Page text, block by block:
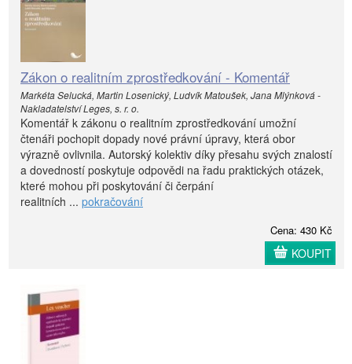
Zákon o realitním zprostředkování - Komentář
Markéta Selucká, Martin Losenický, Ludvík Matoušek, Jana Mlýnková -
Nakladatelství Leges, s. r. o.
Komentář k zákonu o realitním zprostředkování umožní
čtenáři pochopit dopady nové právní úpravy, která obor
výrazně ovlivnila. Autorský kolektiv díky přesahu svých znalostí
a dovedností poskytuje odpovědi na řadu praktických otázek,
které mohou při poskytování či čerpání
realitních ... pokračování
Cena: 430 Kč
KOUPIT